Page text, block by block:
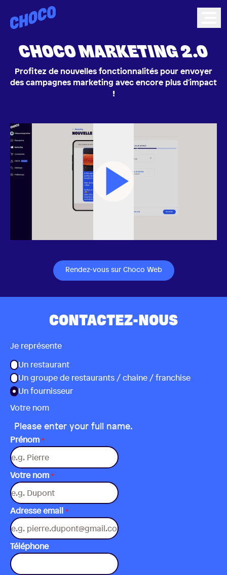
Choco
CHOCO MARKETING 2.0
Profitez de nouvelles fonctionnalités pour envoyer
des campagnes marketing avec encore plus d'impact
!
Rendez-vous sur Choco Web
CONTACTEZ-NOUS
Je représente
Un restaurant
Un groupe de restaurants / chaine / franchise
Un fournisseur
Votre nom
Please enter your full name.
Prénom *
Votre nom *
Adresse email *
Téléphone